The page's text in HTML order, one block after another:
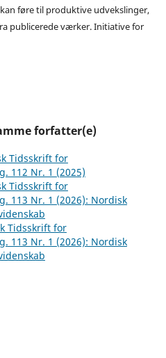
føre til produktive udvekslinger,
publicerede værker. Initiative for
forfatter(e)
Tidsskrift for
112 Nr. 1 (2025)
Tidsskrift for
113 Nr. 1 (2026): Nordisk
Tidsskrift for
113 Nr. 1 (2026): Nordisk